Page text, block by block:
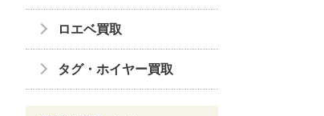
ロエベ買取
タグ・ホイヤー買取